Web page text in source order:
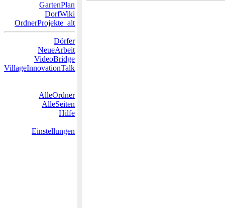
GartenPlan
DorfWiki
OrdnerProjekte_alt
Dörfer
NeueArbeit
VideoBridge
VillageInnovationTalk
AlleOrdner
AlleSeiten
Hilfe
Einstellungen